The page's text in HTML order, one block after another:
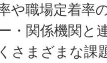
や職場定着率
・関係機関と
さまざまな課